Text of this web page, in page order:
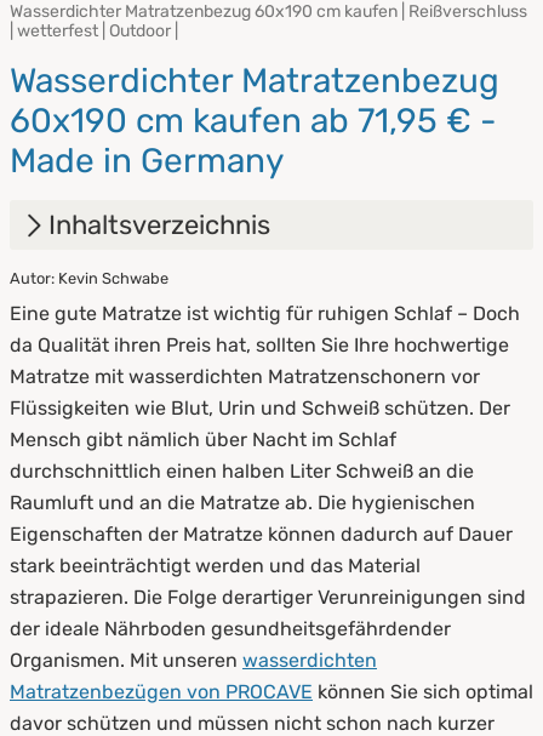
Wasserdichter Matratzenbezug 60x190 cm kaufen | Reißverschluss
| wetterfest | Outdoor |
Wasserdichter Matratzenbezug
60x190 cm kaufen ab 71,95 € -
Made in Germany
Inhaltsverzeichnis
1. Vorteile eines wasserdichten
Matratzenbezuges
2. Worauf sollten Sie beim Kauf achten?
3. Pflegehinweise
Autor: Kevin Schwabe
Eine gute Matratze ist wichtig für ruhigen Schlaf – Doch
da Qualität ihren Preis hat, sollten Sie Ihre hochwertige
Matratze mit wasserdichten Matratzenschonern vor
Flüssigkeiten wie Blut, Urin und Schweiß schützen. Der
Mensch gibt nämlich über Nacht im Schlaf
durchschnittlich einen halben Liter Schweiß an die
Raumluft und an die Matratze ab. Die hygienischen
Eigenschaften der Matratze können dadurch auf Dauer
stark beeinträchtigt werden und das Material
strapazieren. Die Folge derartiger Verunreinigungen sind
der ideale Nährboden gesundheitsgefährdender
Organismen. Mit unseren wasserdichten
Matratzenbezügen von PROCAVE können Sie sich optimal
davor schützen und müssen nicht schon nach kurzer